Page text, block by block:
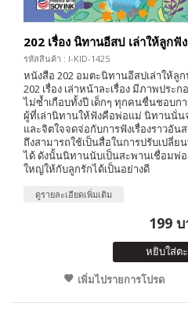
202 เรื่อง นิทานอีสป เล่าให้ลูก
รหัสสินค้า : I-KID-1425
หนังสือ 202 อมตะนิทานอีสปเล่าให้
202 เรื่อง เล่าหน้าละเรื่อง มีภาพประ
ไม่ซ้ำเกือบทั้งปี เด็กๆ ทุกคนชื่นชอบก
ผู้ที่เล่านิทานให้ฟังคือพ่อแม่ นิทานนั่น
และจิตใจจดจ่อกับการฟังเรื่องราวอั
ถึงสามารถใช้เป็นสื่อในการปรับเปลี่
ได้ ดังนั้นนิทานนับเป็นสะพานเชื่อมพ่
ใหญ่ให้กับลูกรักได้เป็นอย่างดี
ดูรายละเอียดเพิ่มเติม
199
หยิบใส่ต
เพิ่มไปรายการโปรด